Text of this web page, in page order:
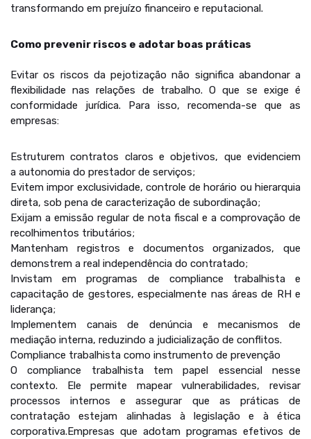
transformando em prejuízo financeiro e reputacional.
Como prevenir riscos e adotar boas práticas
Evitar os riscos da pejotização não significa abandonar a
flexibilidade nas relações de trabalho. O que se exige é
conformidade jurídica. Para isso, recomenda-se que as
empresas:
Estruturem contratos claros e objetivos, que evidenciem
a autonomia do prestador de serviços;
Evitem impor exclusividade, controle de horário ou hierarquia
direta, sob pena de caracterização de subordinação;
Exijam a emissão regular de nota fiscal e a comprovação de
recolhimentos tributários;
Mantenham registros e documentos organizados, que
demonstrem a real independência do contratado;
Invistam em programas de compliance trabalhista e
capacitação de gestores, especialmente nas áreas de RH e
liderança;
Implementem canais de denúncia e mecanismos de
mediação interna, reduzindo a judicialização de conflitos.
Compliance trabalhista como instrumento de prevenção
O compliance trabalhista tem papel essencial nesse
contexto. Ele permite mapear vulnerabilidades, revisar
processos internos e assegurar que as práticas de
contratação estejam alinhadas à legislação e à ética
corporativa.Empresas que adotam programas efetivos de